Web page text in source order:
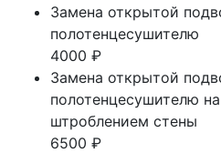
Замена открытой
полотенцесушителю
4000 ₽
Замена открытой
полотенцесушителю
штроблением стены
6500 ₽